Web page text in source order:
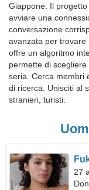
Giappone. Il
avviare una
conversazione
avanzata per
offre un algoritmo
permette di
seria. Cerca membri
di ricerca. Unisciti al
stranieri, turisti.
27